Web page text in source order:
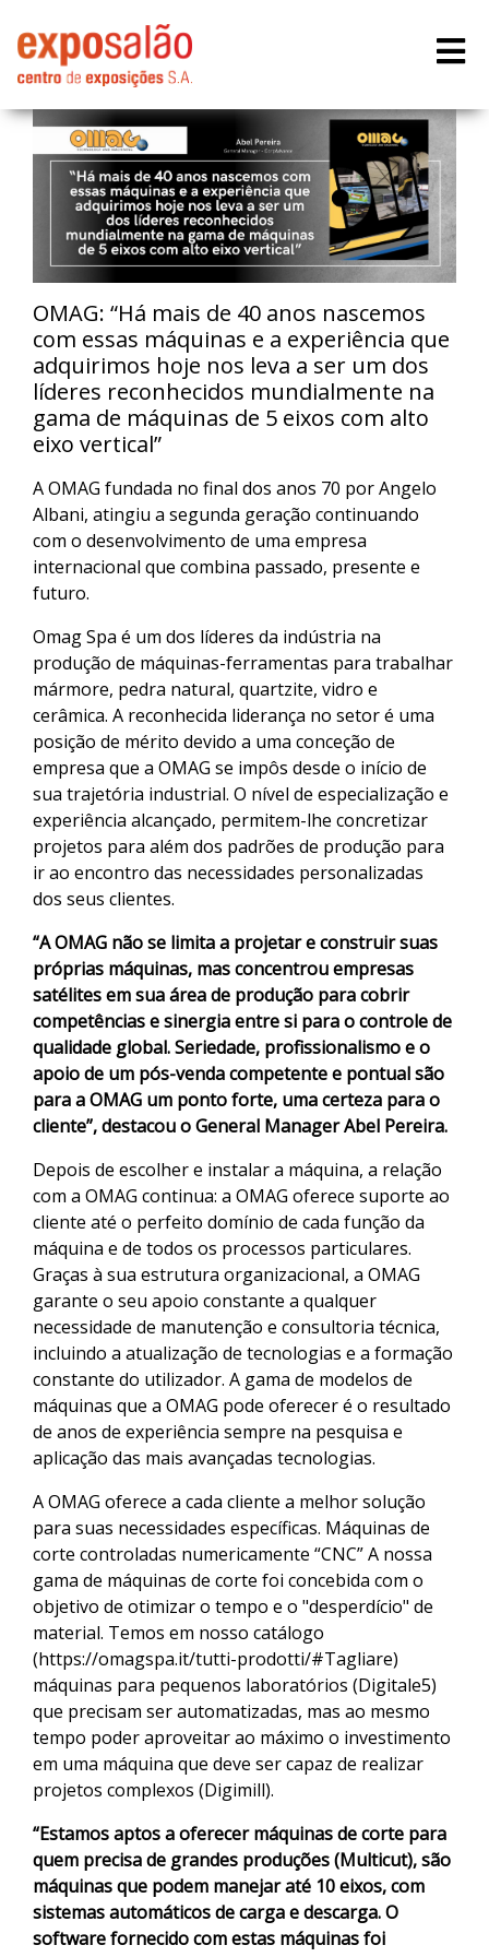
OMAG: “Há mais de 40 anos nascemos
com essas máquinas e a experiência que
adquirimos hoje nos leva a ser um dos
líderes reconhecidos mundialmente na
gama de máquinas de 5 eixos com alto
eixo vertical”
A OMAG fundada no final dos anos 70 por Angelo
Albani, atingiu a segunda geração continuando
com o desenvolvimento de uma empresa
internacional que combina passado, presente e
futuro.
Omag Spa é um dos líderes da indústria na
produção de máquinas-ferramentas para trabalhar
mármore, pedra natural, quartzite, vidro e
cerâmica. A reconhecida liderança no setor é uma
posição de mérito devido a uma conceção de
empresa que a OMAG se impôs desde o início de
sua trajetória industrial. O nível de especialização e
experiência alcançado, permitem-lhe concretizar
projetos para além dos padrões de produção para
ir ao encontro das necessidades personalizadas
dos seus clientes.
“A OMAG não se limita a projetar e construir suas
próprias máquinas, mas concentrou empresas
satélites em sua área de produção para cobrir
competências e sinergia entre si para o controle de
qualidade global. Seriedade, profissionalismo e o
apoio de um pós-venda competente e pontual são
para a OMAG um ponto forte, uma certeza para o
cliente”, destacou o General Manager Abel Pereira.
Depois de escolher e instalar a máquina, a relação
com a OMAG continua: a OMAG oferece suporte ao
cliente até o perfeito domínio de cada função da
máquina e de todos os processos particulares.
Graças à sua estrutura organizacional, a OMAG
garante o seu apoio constante a qualquer
necessidade de manutenção e consultoria técnica,
incluindo a atualização de tecnologias e a formação
constante do utilizador. A gama de modelos de
máquinas que a OMAG pode oferecer é o resultado
de anos de experiência sempre na pesquisa e
aplicação das mais avançadas tecnologias.
A OMAG oferece a cada cliente a melhor solução
para suas necessidades específicas. Máquinas de
corte controladas numericamente “CNC” A nossa
gama de máquinas de corte foi concebida com o
objetivo de otimizar o tempo e o "desperdício" de
material. Temos em nosso catálogo
(https://omagspa.it/tutti-prodotti/#Tagliare)
máquinas para pequenos laboratórios (Digitale5)
que precisam ser automatizadas, mas ao mesmo
tempo poder aproveitar ao máximo o investimento
em uma máquina que deve ser capaz de realizar
projetos complexos (Digimill).
“Estamos aptos a oferecer máquinas de corte para
quem precisa de grandes produções (Multicut), são
máquinas que podem manejar até 10 eixos, com
sistemas automáticos de carga e descarga. O
software fornecido com estas máquinas foi